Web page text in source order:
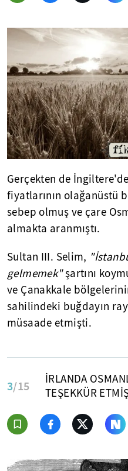
Gerçekten de
fiyatlarının olağanüstü
sebep olmuş ve çare
almakta aranmıştı.
Sultan III. Selim,
gelmemek"şartını
ve Çanakkale
sahilindeki buğdayın
müsaade etmişti.
3/15
İRLANDA
TEŞEKKÜR